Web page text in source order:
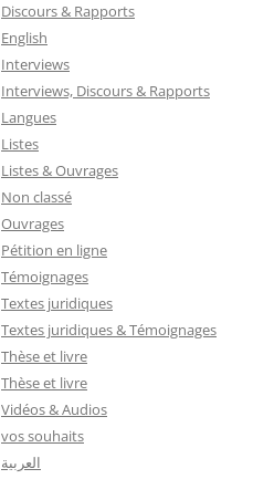
Discours & Rapports
English
Interviews
Interviews, Discours & Rapports
Langues
Listes
Listes & Ouvrages
Non classé
Ouvrages
Pétition en ligne
Témoignages
Textes juridiques
Textes juridiques & Témoignages
Thèse et livre
Thèse et livre
Vidéos & Audios
vos souhaits
العربية